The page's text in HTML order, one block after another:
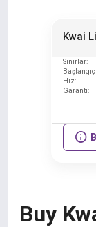
Kwai
Sınırlar:
Hız:
Garanti:
Buy